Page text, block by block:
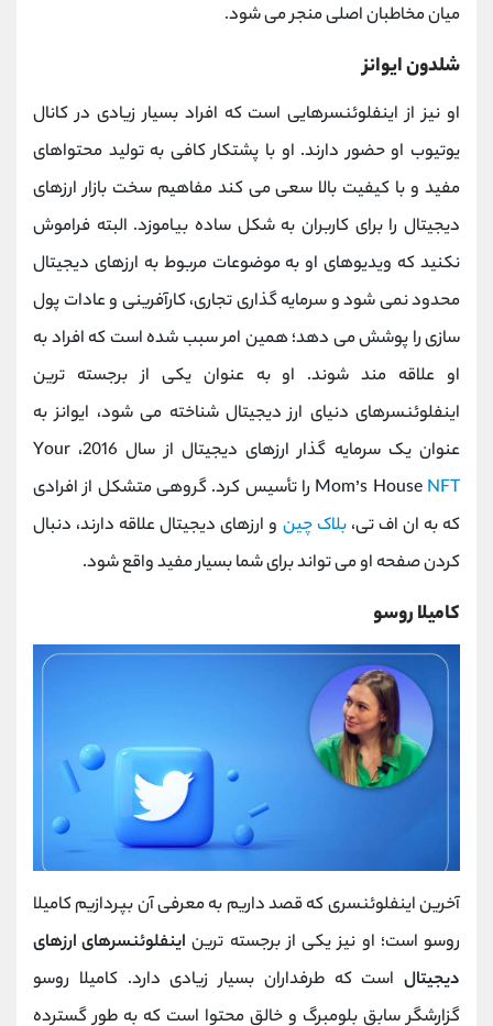
میان مخاطبان اصلی منجر می ‌شود.
شلدون ایوانز
او نیز از اینفلوئنسرهایی است که افراد بسیار زیادی در کانال
یوتیوب او حضور دارند. او با پشتکار کافی به تولید محتواهای
مفید و با کیفیت بالا سعی می کند مفاهیم سخت بازار ارزهای
دیجیتال را برای کاربران به شکل ساده بیاموزد. البته فراموش
نکنید که ویدیوهای او به موضوعات مربوط به ارزهای دیجیتال
محدود نمی‌ شود و سرمایه‌ گذاری تجاری، کارآفرینی و عادات پول‌
سازی را پوشش می ‌دهد؛ همین امر سبب شده است که افراد به
او علاقه مند شوند. او به‌ عنوان یکی از برجسته ‌ترین
اینفلوئنسرهای دنیای ارز دیجیتال شناخته می ‌شود، ایوانز به‌
عنوان یک سرمایه‌ گذار ارزهای دیجیتال از سال 2016،
Your
Mom’s House NFT
را تأسیس کرد. گروهی متشکل از افرادی
که به ان اف تی،بلاک چین و ارزهای دیجیتال علاقه دارند، دنبال
کردن صفحه او می تواند برای شما بسیار مفید واقع شود.
کامیلا روسو
آخرین اینفلوئنسری که قصد داریم به معرفی آن بپردازیم کامیلا
روسو است؛ او نیز یکی از برجسته ترین اینفلوئنسرهای ارزهای
دیجیتال است که طرفداران بسیار زیادی دارد. کامیلا روسو
گزارشگر سابق بلومبرگ و خالق محتوا است که به طور گسترده